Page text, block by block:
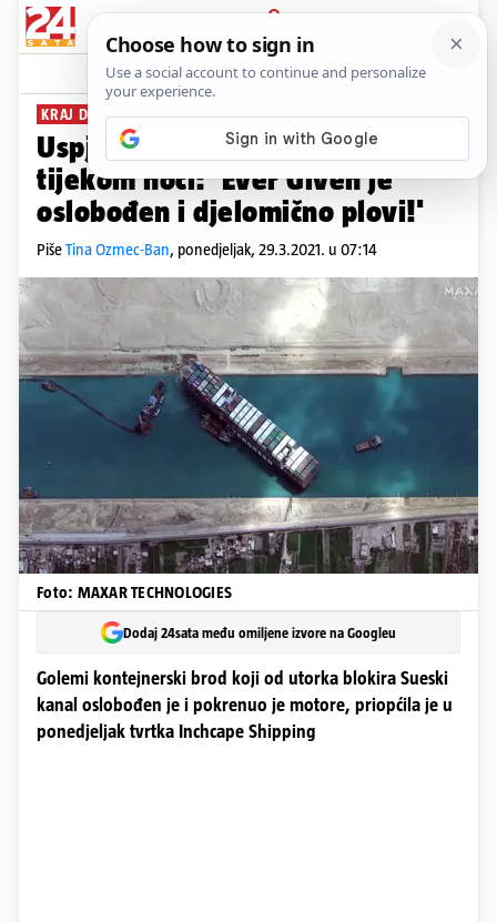
PRIJAVA
News Komentari
KRAJ DRAME U SUESKOM KANALU
Uspjeli pomaknuti masivni brod
tijekom noći: 'Ever Given je
oslobođen i djelomično plovi!'
PišeTina Ozmec-Ban, ponedjeljak, 29.3.2021. u 07:14
Foto: MAXAR TECHNOLOGIES
Dodaj 24sata među omiljene izvore na Googleu
Golemi kontejnerski brod koji od utorka blokira Sueski
kanal oslobođen je i pokrenuo je motore, priopćila je u
ponedjeljak tvrtka Inchcape Shipping